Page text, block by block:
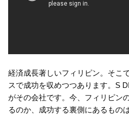
経済成長著しいフィリピン。そこ
スで成功を収めつつあります。S
がその会社です。今、フィリピン
るのか、成功する裏側にあるもの